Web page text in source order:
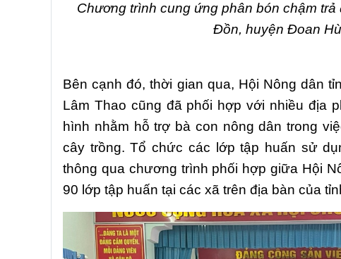
Chương trình cung ứng phân bón chậm trả
Đồn, huyện Đoan
Bên cạnh đó, thời gian qua, Hội Nông dân
Lâm Thao cũng đã phối hợp với nhiều địa
hình nhằm hỗ trợ bà con nông dân trong
cây trồng. Tổ chức các lớp tập huấn sử
thông qua chương trình phối hợp giữa Hội
90 lớp tập huấn tại các xã trên địa bàn của